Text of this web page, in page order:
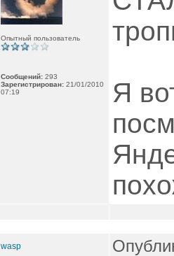
Опытный пользователь
Сообщений: 293
Зарегистрирован: 21/01/2010
07:19
Я
wasp